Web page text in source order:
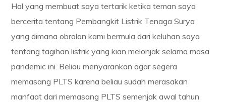
Hal yang membuat saya tertarik ketika teman saya
bercerita tentang Pembangkit Listrik Tenaga Surya
yang dimana obrolan kami bermula dari keluhan saya
tentang tagihan listrik yang kian melonjak selama masa
pandemic ini. Beliau menyarankan agar segera
memasang PLTS karena beliau sudah merasakan
manfaat dari memasang PLTS semenjak awal tahun